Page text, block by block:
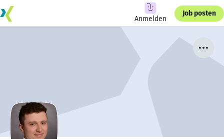
Anmelden
Job posten